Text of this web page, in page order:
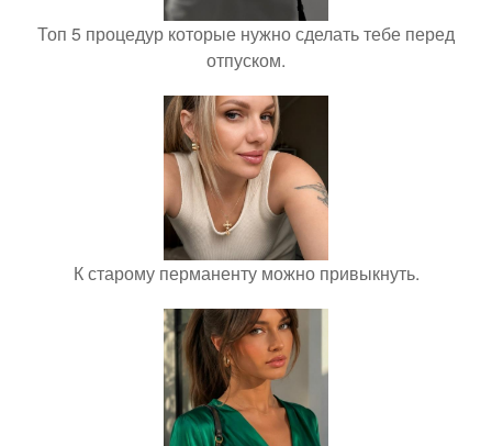
Топ 5 процедур которые нужно сделать тебе перед
отпуском.
К старому перманенту можно привыкнуть.